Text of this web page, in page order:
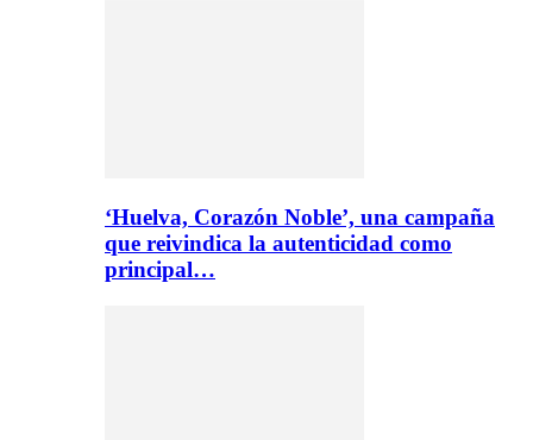
‘Huelva, Corazón Noble’, una campaña
que reivindica la autenticidad como
principal…